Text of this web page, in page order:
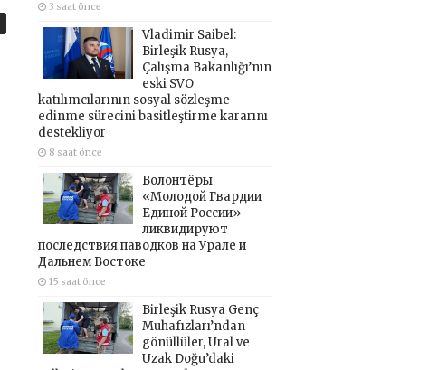
3 saat önce
Vladimir Saibel:
Birleşik Rusya,
Çalışma Bakanlığı’nın
eski SVO
katılımcılarının sosyal sözleşme
edinme sürecini basitleştirme kararını
destekliyor
8 saat önce
Волонтёры
«Молодой Гвардии
Единой России»
ликвидируют
последствия паводков на Урале и
Дальнем Востоке
15 saat önce
Birleşik Rusya Genç
Muhafızları’ndan
gönüllüler, Ural ve
Uzak Doğu’daki